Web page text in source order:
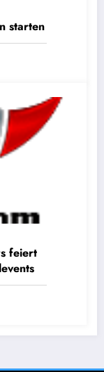
starten
feiert